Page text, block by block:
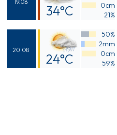
19.08
34°C
32°C
0cm
21%
20.08
24°C
50%
2mm
0cm
59%